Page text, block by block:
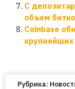
С
объем
Coinbase
Рубрика: